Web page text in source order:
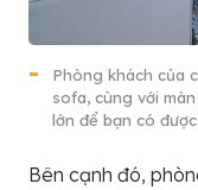
Phòng khách của
sofa, cùng với
lớn để bạn có
Bên cạnh đó,